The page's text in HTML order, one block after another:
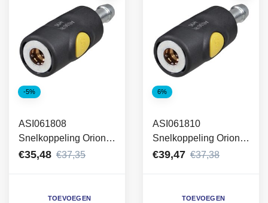
-5%
ASI061808
Snelkoppeling Orion
Prevost slangtule 8mm
€35,48 €37,35
TOEVOEGEN
6%
ASI061810
Snelkoppeling Orion
Prevost slangtule
€39,47 €37,38
TOEVOEGEN